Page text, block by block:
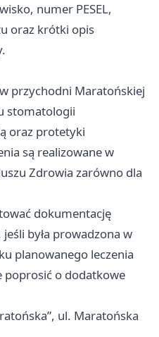
numer PESEL,
oraz krótki opis
przychodni Maratońskiej
stomatologii
oraz protetyki
są realizowane w
Zdrowia zarówno dla
dokumentację
była prowadzona w
planowanego leczenia
poprosić o dodatkowe
ul. Maratońska